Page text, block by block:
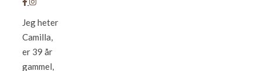
Jeg heter
Camilla,
er 39 år
gammel,